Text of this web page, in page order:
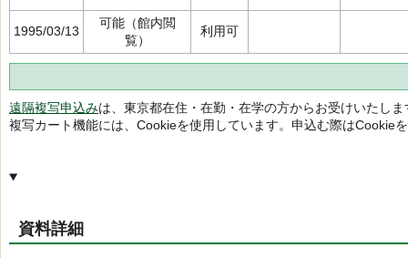
1995/03/13
可能（館内閲
覧）
利用可
遠隔複写申込みは、東京都在住・在勤・在学の方からお受けいたしま
複写カート機能には、Cookieを使用しています。申込む際はCookie
資料詳細